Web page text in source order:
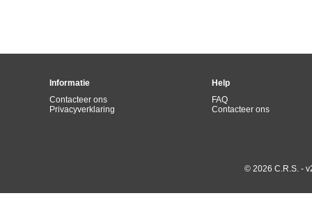
Informatie
Contacteer ons
Privacyverklaring
Help
FAQ
Contacteer ons
© 2026 C.R.S. -